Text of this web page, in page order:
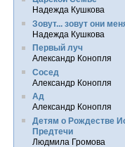
Надежда Кушкова
Зовут... зовут они
Надежда Кушкова
Первый луч
Александр Конопля
Сосед
Александр Конопля
Ад
Александр Конопля
Детям о Рождестве
Предтечи
Людмила Громова